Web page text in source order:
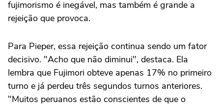
fujimorismo é inegável, mas também é grande a
rejeição que provoca.
Para Pieper, essa rejeição continua sendo um fator
decisivo. "Acho que não diminui", destaca. Ela
lembra que Fujimori obteve apenas 17% no primeiro
turno e já perdeu três segundos turnos anteriores.
"Muitos peruanos estão conscientes de que o